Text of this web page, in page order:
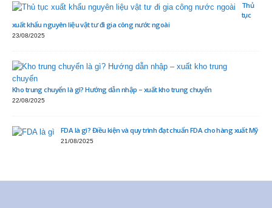
Thủ
tục
xuất khẩu nguyên liệu vật tư đi gia công nước ngoài
23/08/2025
Kho trung chuyển là gì? Hướng dẫn nhập – xuất kho trung chuyển
22/08/2025
FDA là gì? Điều kiện và quy trình đạt chuẩn FDA cho hàng xuất Mỹ
21/08/2025